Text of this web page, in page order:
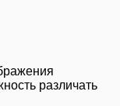
различать